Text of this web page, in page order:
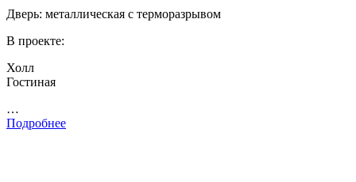
Дверь: металлическая с терморазрывом
В проекте:
Холл
Гостиная
…
Подробнее